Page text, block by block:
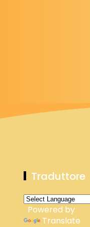
Traduttore
Powered by
Translate